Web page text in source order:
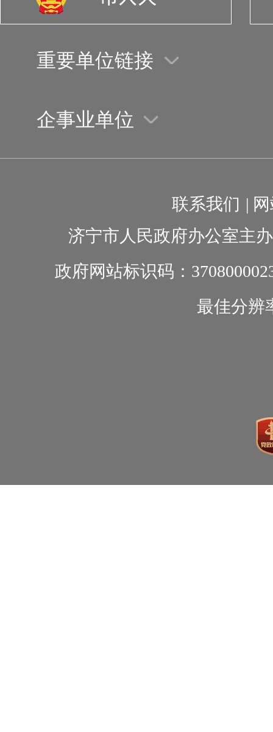
重要单位链接
企事业单位
联系我们 |
济宁市人民政府办公室主
政府网站标识码：
最佳分辨